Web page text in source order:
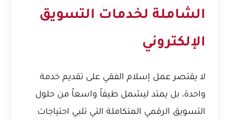
الشاملة لخدمات التسويق
الإلكتروني
لا يقتصر عمل إسلام الفقي على تقديم خدمة
واحدة، بل يمتد ليشمل طيفاً واسعاً من حلول
التسويق الرقمي المتكاملة التي تلبي احتياجات